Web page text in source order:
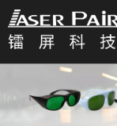
Продукты